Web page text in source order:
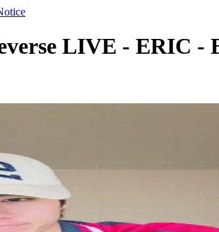
LIVE - ERIC -